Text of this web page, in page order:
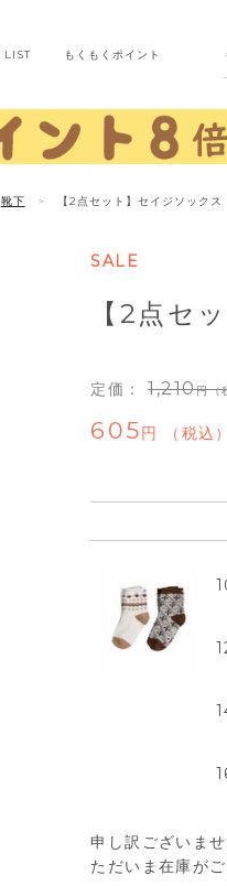
LIST もくもくポイント
靴下 【2点セット】セイジソックス
SALE
【2点セ
定価： 1,210 （
605 税込
申し訳ございませ
ただいま在庫がご